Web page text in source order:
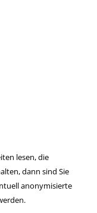
lesen, die
dann sind Sie
anonymisierte